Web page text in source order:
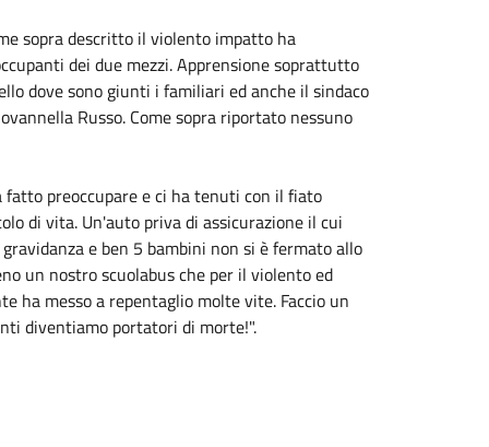
sopra descritto il violento impatto ha
dei due mezzi. Apprensione soprattutto
dove sono giunti i familiari ed anche il sindaco
Russo. Come sopra riportato nessuno
preoccupare e ci ha tenuti con il fiato
di vita. Un'auto priva di assicurazione il cui
e ben 5 bambini non si è fermato allo
un nostro scuolabus che per il violento ed
ha messo a repentaglio molte vite. Faccio un
diventiamo portatori di morte!".